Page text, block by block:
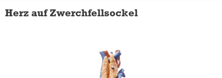
Herz auf Zwerchfellsockel